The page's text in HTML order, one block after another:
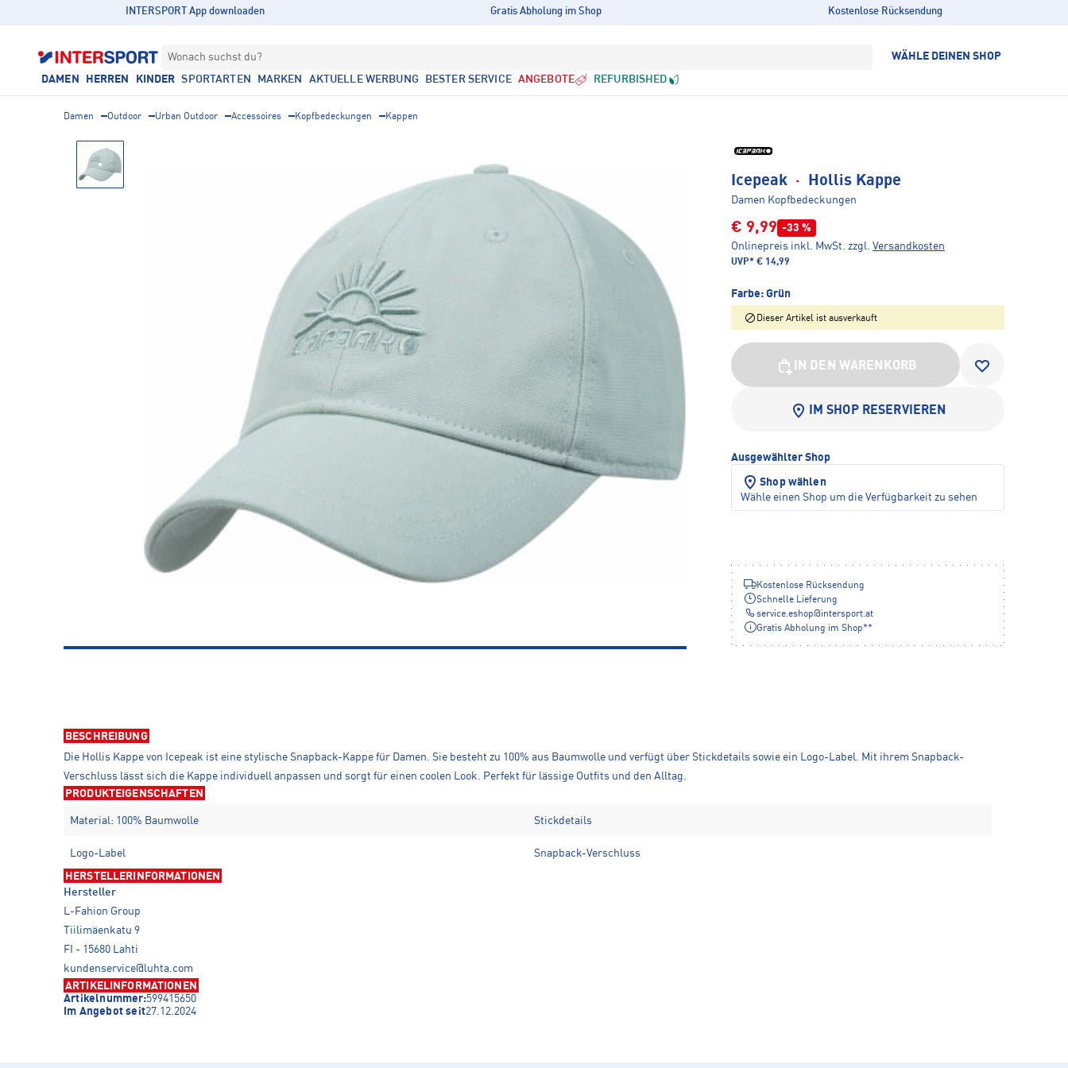
INTERSPORT App downloaden Gratis Abholung im Shop Kostenlose Rücksendung
Wonach suchst du? WÄHLE DEINEN SHOP
DAMEN HERREN KINDER SPORTARTEN MARKEN AKTUELLE WERBUNG BESTER SERVICE ANGEBOTE REFURBISHED
Damen Outdoor Urban Outdoor Accessoires Kopfbedeckungen Kappen
Icepeak · Hollis Kappe
Damen Kopfbedeckungen
€ 9,99 -33 %
Onlinepreis inkl. MwSt. zzgl. Versandkosten
UVP* € 14,99
Farbe: Grün
Dieser Artikel ist ausverkauft
IN DEN WARENKORB
IM SHOP RESERVIEREN
Ausgewählter Shop
Shop wählen
Wähle einen Shop um die Verfügbarkeit zu sehen
Kostenlose Rücksendung
Schnelle Lieferung
service.eshop@intersport.at
Gratis Abholung im Shop**
BESCHREIBUNG
Die Hollis Kappe von Icepeak ist eine stylische Snapback-Kappe für Damen. Sie besteht zu 100% aus Baumwolle und verfügt über Stickdetails sowie ein Logo-Label. Mit ihrem Snapback-
Verschluss lässt sich die Kappe individuell anpassen und sorgt für einen coolen Look. Perfekt für lässige Outfits und den Alltag.
PRODUKTEIGENSCHAFTEN
Material: 100% Baumwolle Stickdetails
Logo-Label Snapback-Verschluss
HERSTELLERINFORMATIONEN
Hersteller
L-Fahion Group
Tiilimäenkatu 9
FI - 15680 Lahti
kundenservice@luhta.com
ARTIKELINFORMATIONEN
Artikelnummer:599415650
Im Angebot seit27.12.2024